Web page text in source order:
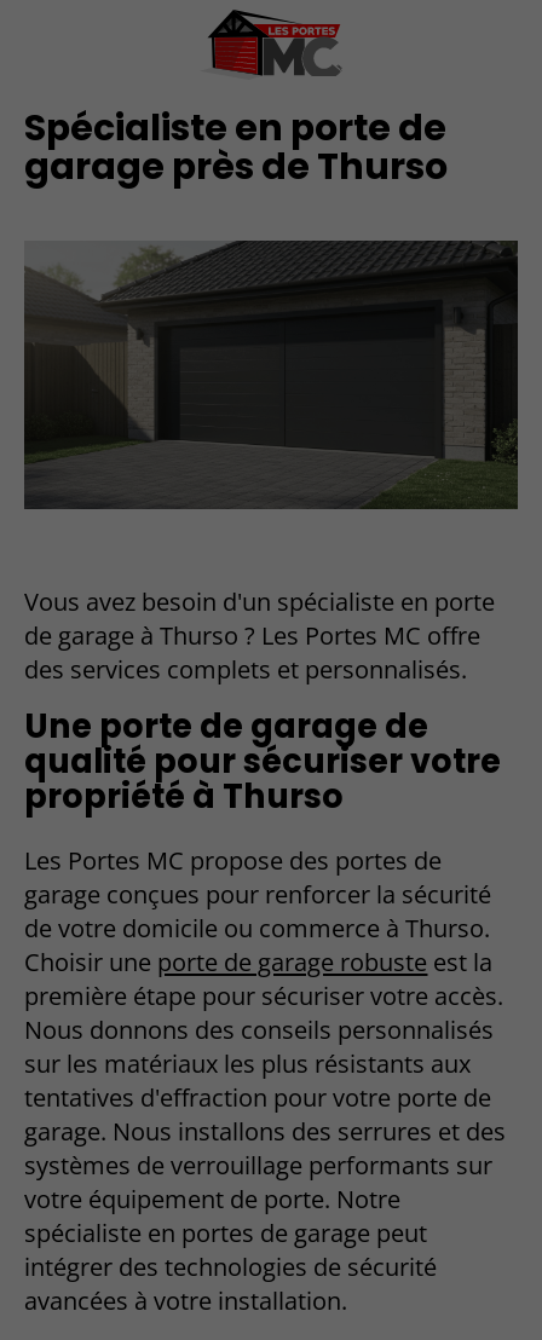
Spécialiste en porte de
garage près de Thurso
Vous avez besoin d'un spécialiste en porte
de garage à Thurso ? Les Portes MC offre
des services complets et personnalisés.
Une porte de garage de
qualité pour sécuriser votre
propriété à Thurso
Les Portes MC propose des portes de
garage conçues pour renforcer la sécurité
de votre domicile ou commerce à Thurso.
Choisir une porte de garage robuste est la
première étape pour sécuriser votre accès.
Nous donnons des conseils personnalisés
sur les matériaux les plus résistants aux
tentatives d'effraction pour votre porte de
garage. Nous installons des serrures et des
systèmes de verrouillage performants sur
votre équipement de porte. Notre
spécialiste en portes de garage peut
intégrer des technologies de sécurité
avancées à votre installation.